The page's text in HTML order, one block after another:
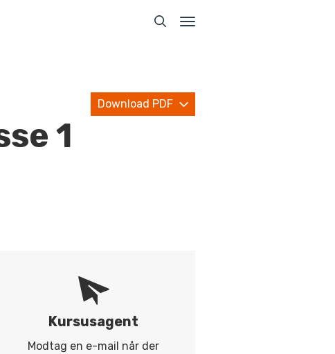
1
Download PDF
Kursusagent
Modtag en e-mail når der